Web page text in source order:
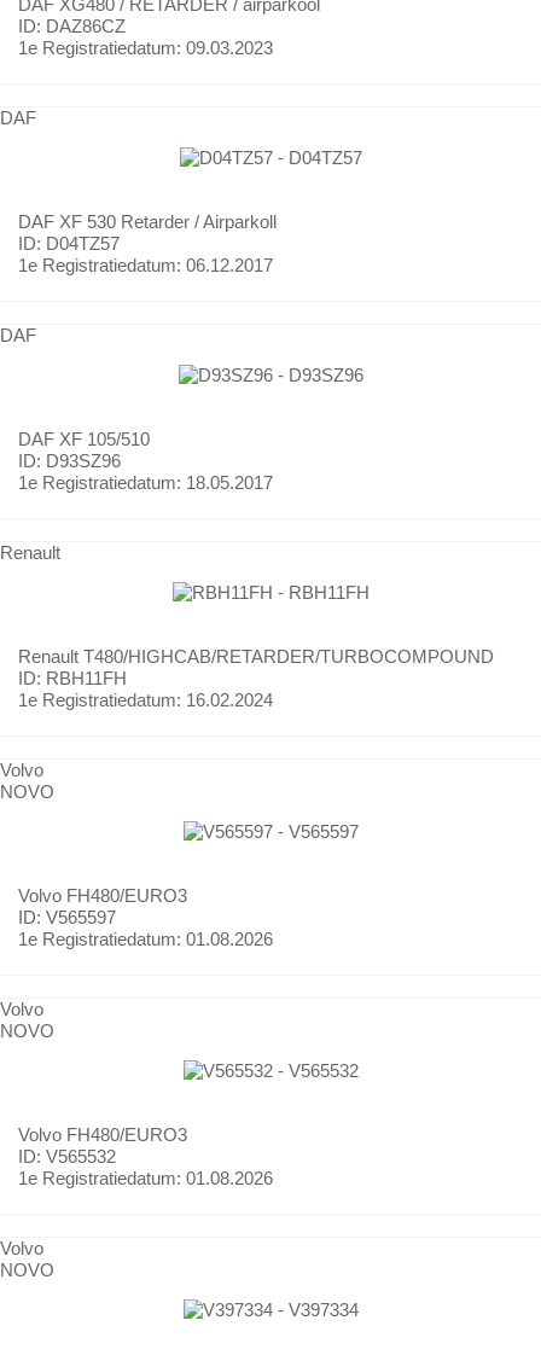
DAF XG480 / RETARDER / airparkool
ID: DAZ86CZ
1e Registratiedatum: 09.03.2023
DAF
DAF XF 530 Retarder / Airparkoll
ID: D04TZ57
1e Registratiedatum: 06.12.2017
DAF
DAF XF 105/510
ID: D93SZ96
1e Registratiedatum: 18.05.2017
Renault
Renault T480/HIGHCAB/RETARDER/TURBOCOMPOUND
ID: RBH11FH
1e Registratiedatum: 16.02.2024
Volvo
NOVO
Volvo FH480/EURO3
ID: V565597
1e Registratiedatum: 01.08.2026
Volvo
NOVO
Volvo FH480/EURO3
ID: V565532
1e Registratiedatum: 01.08.2026
Volvo
NOVO